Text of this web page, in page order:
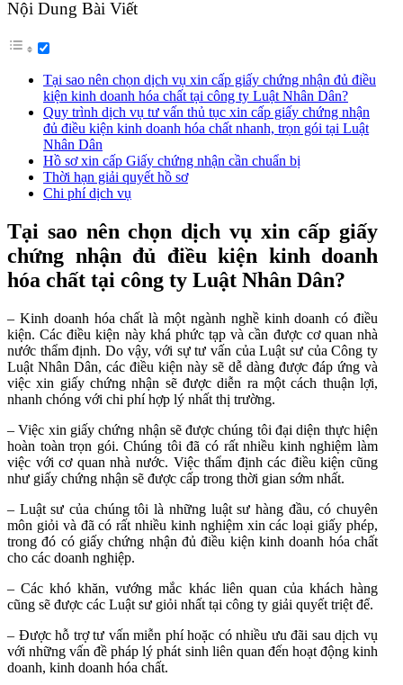
Nội Dung Bài Viết
Tại sao nên chọn dịch vụ xin cấp giấy chứng nhận đủ điều
kiện kinh doanh hóa chất tại công ty Luật Nhân Dân?
Quy trình dịch vụ tư vấn thủ tục xin cấp giấy chứng nhận
đủ điều kiện kinh doanh hóa chất nhanh, trọn gói tại Luật
Nhân Dân
Hồ sơ xin cấp Giấy chứng nhận cần chuẩn bị
Thời hạn giải quyết hồ sơ
Chi phí dịch vụ
Tại sao nên chọn dịch vụ xin cấp giấy
chứng nhận đủ điều kiện kinh doanh
hóa chất tại công ty Luật Nhân Dân?
– Kinh doanh hóa chất là một ngành nghề kinh doanh có điều
kiện. Các điều kiện này khá phức tạp và cần được cơ quan nhà
nước thẩm định. Do vậy, với sự tư vấn của Luật sư của Công ty
Luật Nhân Dân, các điều kiện này sẽ dễ dàng được đáp ứng và
việc xin giấy chứng nhận sẽ được diễn ra một cách thuận lợi,
nhanh chóng với chi phí hợp lý nhất thị trường.
– Việc xin giấy chứng nhận sẽ được chúng tôi đại diện thực hiện
hoàn toàn trọn gói. Chúng tôi đã có rất nhiều kinh nghiệm làm
việc với cơ quan nhà nước. Việc thẩm định các điều kiện cũng
như giấy chứng nhận sẽ được cấp trong thời gian sớm nhất.
– Luật sư của chúng tôi là những luật sư hàng đầu, có chuyên
môn giỏi và đã có rất nhiều kinh nghiệm xin các loại giấy phép,
trong đó có giấy chứng nhận đủ điều kiện kinh doanh hóa chất
cho các doanh nghiệp.
– Các khó khăn, vướng mắc khác liên quan của khách hàng
cũng sẽ được các Luật sư giỏi nhất tại công ty giải quyết triệt để.
– Được hỗ trợ tư vấn miễn phí hoặc có nhiều ưu đãi sau dịch vụ
với những vấn đề pháp lý phát sinh liên quan đến hoạt động kinh
doanh, kinh doanh hóa chất.